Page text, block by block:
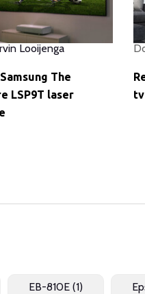
Looijenga
The
LSP9T laser
tv
EB-810E (1)